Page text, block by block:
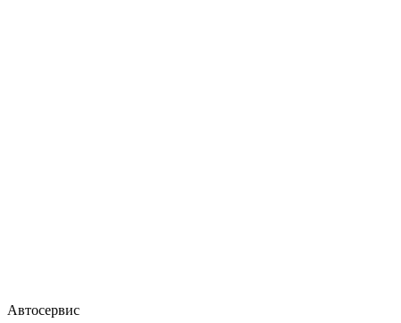
Автосервис